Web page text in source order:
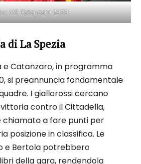
US Catanzaro 1929
di La Spezia
e Catanzaro, in programma
si preannuncia fondamentale
I giallorossi cercano
contro il Cittadella,
chiamato a fare punti per
posizione in classifica. Le
e Bertola potrebbero
della gara, rendendola